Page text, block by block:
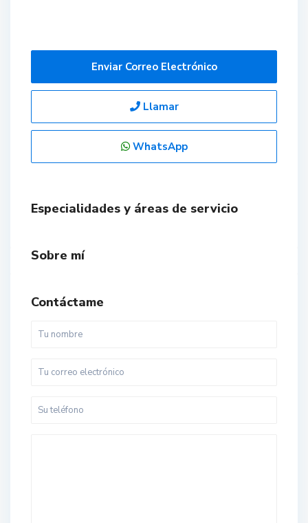
Enviar Correo Electrónico
Llamar
WhatsApp
Especialidades y áreas de servicio
Sobre mí
Contáctame